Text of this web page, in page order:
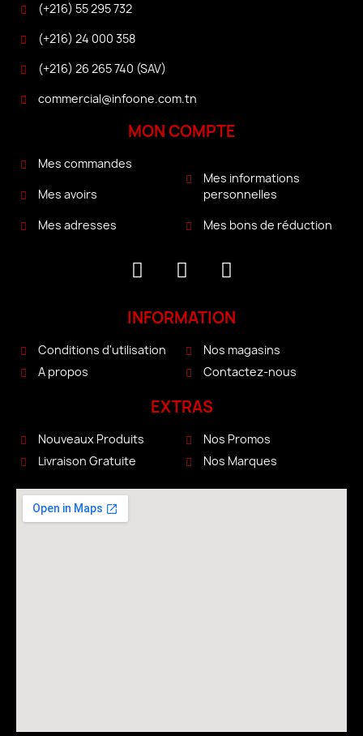
(+216) 55 295 732
(+216) 24 000 358
(+216) 26 265 740 (SAV)
commercial@infoone.com.tn
MON COMPTE
Mes commandes
Mes avoirs
Mes adresses
Mes informations
personnelles
Mes bons de réduction
INFORMATION
Conditions d'utilisation
A propos
Nos magasins
Contactez-nous
EXTRAS
Nouveaux Produits
Livraison Gratuite
Nos Promos
Nos Marques